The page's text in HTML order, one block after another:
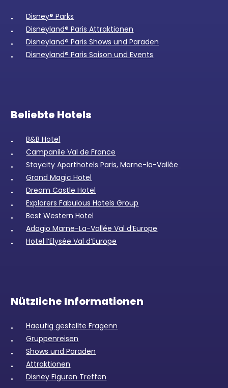
Disney® Parks
Disneyland® Paris Attraktionen
Disneyland® Paris Shows und Paraden
Disneyland® Paris Saison und Events
Beliebte Hotels
B&B Hotel
Campanile Val de France
Staycity Aparthotels Paris, Marne-la-Vallée
Grand Magic Hotel
Dream Castle Hotel
Explorers Fabulous Hotels Group
Best Western Hotel
Adagio Marne-La-Vallée Val d’Europe
Hotel l’Elysée Val d’Europe
Nützliche Informationen
Haeufig gestellte Fragenn
Gruppenreisen
Shows und Paraden
Attraktionen
Disney Figuren Treffen